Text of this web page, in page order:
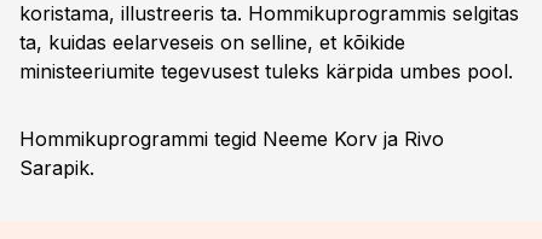
koristama, illustreeris ta. Hommikuprogrammis selgitas
ta, kuidas eelarveseis on selline, et kõikide
ministeeriumite tegevusest tuleks kärpida umbes pool.
Hommikuprogrammi tegid Neeme Korv ja Rivo
Sarapik.